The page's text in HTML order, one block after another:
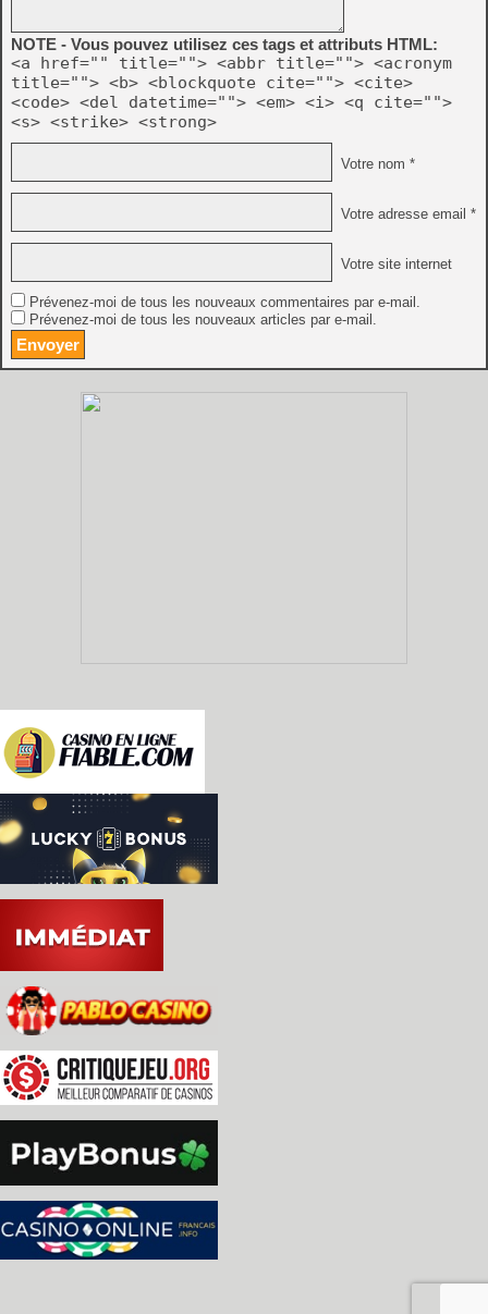
NOTE - Vous pouvez utilisez ces tags et attributs HTML:
<a href="" title=""> <abbr title=""> <acronym
title=""> <b> <blockquote cite=""> <cite>
<code> <del datetime=""> <em> <i> <q cite="">
<s> <strike> <strong>
Votre nom *
Votre adresse email *
Votre site internet
Prévenez-moi de tous les nouveaux commentaires par e-mail.
Prévenez-moi de tous les nouveaux articles par e-mail.